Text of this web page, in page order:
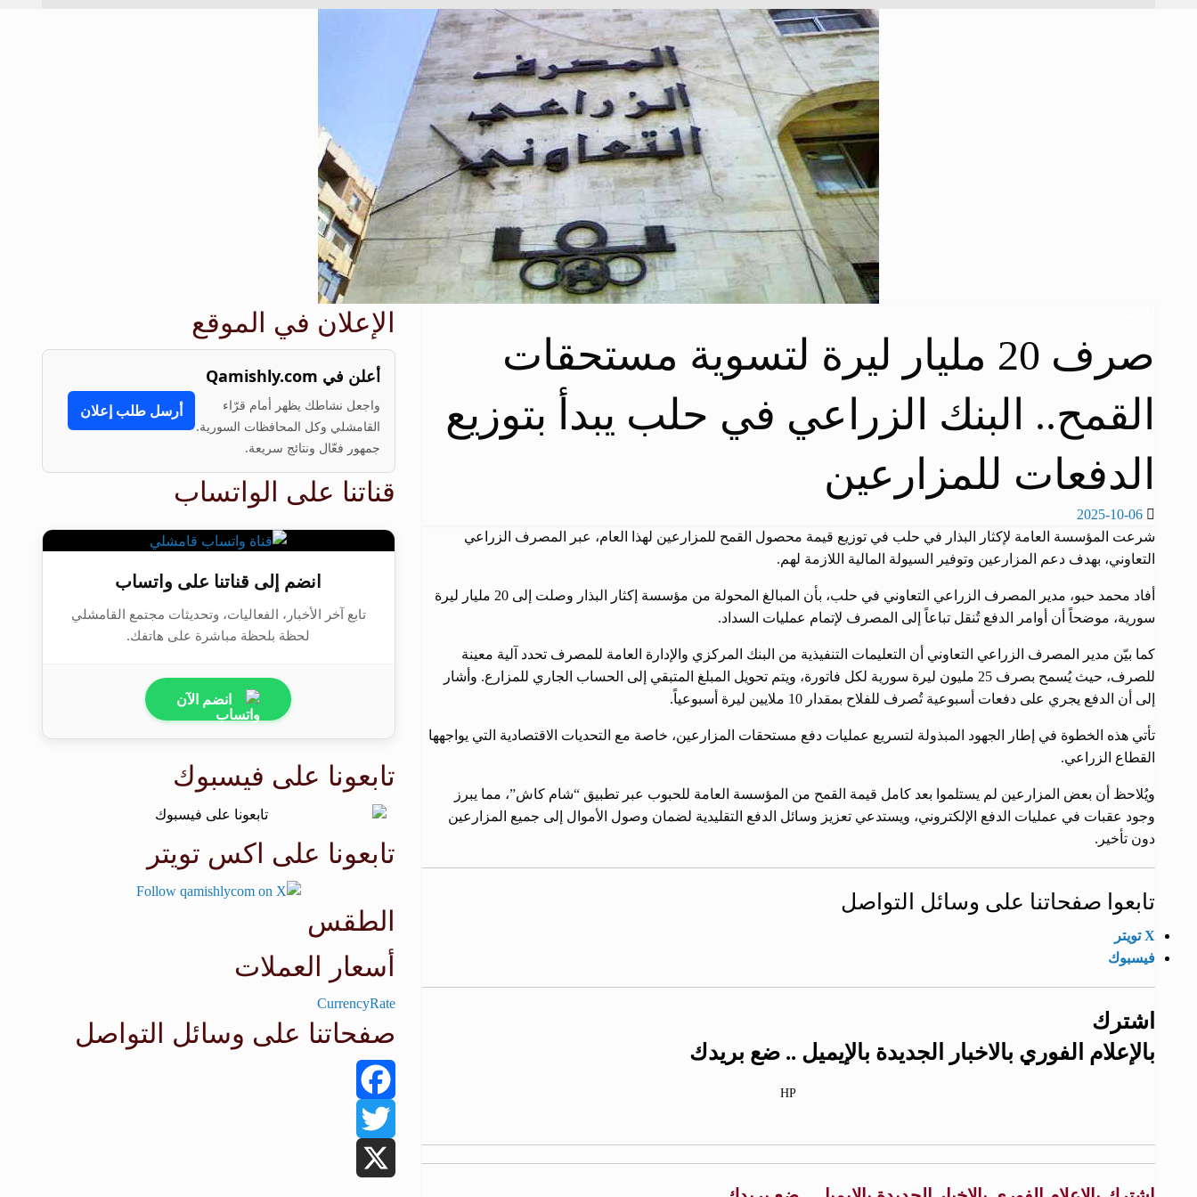
صرف 20 مليار ليرة لتسوية مستحقات
القمح.. البنك الزراعي في حلب يبدأ بتوزيع
الدفعات للمزارعين
نُشر
في
2025-10-06
شرعت المؤسسة العامة لإكثار البذار في حلب في توزيع قيمة محصول القمح للمزارعين لهذا العام، عبر المصرف الزراعي
التعاوني، بهدف دعم المزارعين وتوفير السيولة المالية اللازمة لهم.
أفاد محمد حبو، مدير المصرف الزراعي التعاوني في حلب، بأن المبالغ المحولة من مؤسسة إكثار البذار وصلت إلى 20 مليار ليرة
سورية، موضحاً أن أوامر الدفع تُنقل تباعاً إلى المصرف لإتمام عمليات السداد.
كما بيّن مدير المصرف الزراعي التعاوني أن التعليمات التنفيذية من البنك المركزي والإدارة العامة للمصرف تحدد آلية معينة
للصرف، حيث يُسمح بصرف 25 مليون ليرة سورية لكل فاتورة، ويتم تحويل المبلغ المتبقي إلى الحساب الجاري للمزارع. وأشار
إلى أن الدفع يجري على دفعات أسبوعية تُصرف للفلاح بمقدار 10 ملايين ليرة أسبوعياً.
تأتي هذه الخطوة في إطار الجهود المبذولة لتسريع عمليات دفع مستحقات المزارعين، خاصة مع التحديات الاقتصادية التي يواجهها
القطاع الزراعي.
ويُلاحظ أن بعض المزارعين لم يستلموا بعد كامل قيمة القمح من المؤسسة العامة للحبوب عبر تطبيق “شام كاش”، مما يبرز
وجود عقبات في عمليات الدفع الإلكتروني، ويستدعي تعزيز وسائل الدفع التقليدية لضمان وصول الأموال إلى جميع المزارعين
دون تأخير.
تابعوا صفحاتنا على وسائل التواصل
X تويتر
فيسبوك
اشترك
بالإعلام الفوري بالاخبار الجديدة بالإيميل .. ضع بريدك
HP
الإعلان في الموقع
أعلن في Qamishly.com
واجعل نشاطك يظهر أمام قرّاء
القامشلي وكل المحافظات السورية.
جمهور فعّال ونتائج سريعة.
أرسل طلب إعلان
قناتنا على الواتساب
انضم إلى قناتنا على واتساب
تابع آخر الأخبار، الفعاليات، وتحديثات مجتمع القامشلي
لحظة بلحظة مباشرة على هاتفك.
انضم الآن
تابعونا على فيسبوك
تابعونا على اكس تويتر
الطقس
أسعار العملات
CurrencyRate
صفحاتنا على وسائل التواصل
Facebook
Twitter